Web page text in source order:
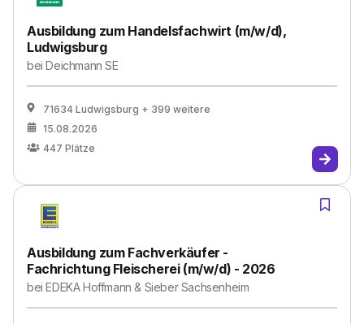
Ausbildung zum Handelsfachwirt (m/w/d),
Ludwigsburg
beiDeichmann SE
71634 Ludwigsburg + 399 weitere
15.08.2026
447 Plätze
Ausbildung zum Fachverkäufer -
Fachrichtung Fleischerei (m/w/d) - 2026
beiEDEKA Hoffmann & Sieber Sachsenheim